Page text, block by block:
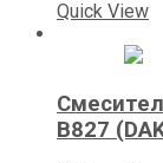
Quick View
B827